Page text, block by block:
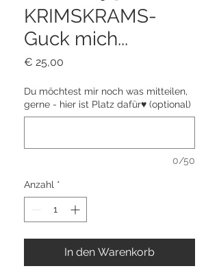
KRIMSKRAMS-
Guck mich...
€ 25,00
Du möchtest mir noch was mitteilen,
gerne - hier ist Platz dafür♥ (optional)
0/50
Anzahl *
In den Warenkorb